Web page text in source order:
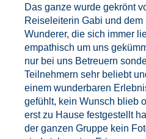
Das ganze wurde gekrönt
Reiseleiterin Gabi und
Wunderer, die sich immer
empathisch um uns
nur bei uns Betreuern
Teilnehmern sehr beliebt
einem wunderbaren
gefühlt, kein Wunsch blieb
erst zu Hause festgestellt
der ganzen Gruppe kein